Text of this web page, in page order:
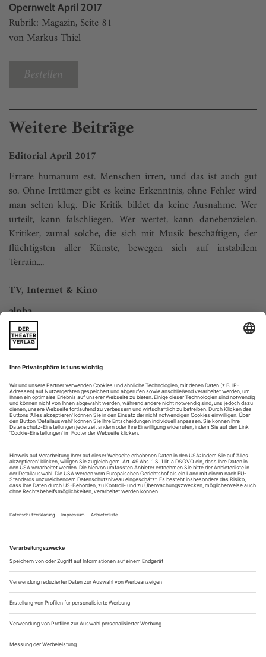
Opernwelt April 2017
Rubrik: Magazin, Seite 81
von Markus Thiel
Bestellen
Weitere Beiträge
Editorial April 2017
Errare humanum est. Menschen irren, und das ist auch gut
so. Ohne Irrtümer gibt es keine Erkenntnis, ohne Fehler wird
man selten klug. Die Kritik bildet da keine Ausnahme. Wer
urteilt, kann falsch­liegen. Wer wertet, kann danebenzielen.
Kritiker, zumal solche, die sich mit Musik beschäftigen, der
flüchtigsten aller Künste, bewegen sich auf instabilem
Terrain....
TV, Internet & Kino
alpha
02.04. – 20.15 Uhr
Symphonie Nr. 9 d-Moll
14.04. – 11.00 Uhr
Joseph Haydn - Die sieben letzten Worte unseres
Erlösers am Kreuze
16.04. – 20.15 Uhr
Verdi: La forza del destino
Aufzeichnung bei den Münchner Opernfestspielen 2014
17.04. – 11.00 Uhr
Violinkonzert D-Dur op. 35
30.04. – 20.15 Uhr
Rudolf...
iScreen, YouScream!
Experimentelles Musiktheater beim Stuttgarter Eclat-Festival